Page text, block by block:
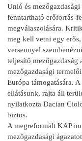
Unió és
fenntartható erőforrás-
megválaszolására.
meg kell vetni egy
versennyel
teljesítő mezőgazdaság
mezőgazdasági
Európa támogatására.
ellátásunk, rajta áll
nyilatkozta Dacian
biztos.
A megreformált KAP
mezőgazdasági